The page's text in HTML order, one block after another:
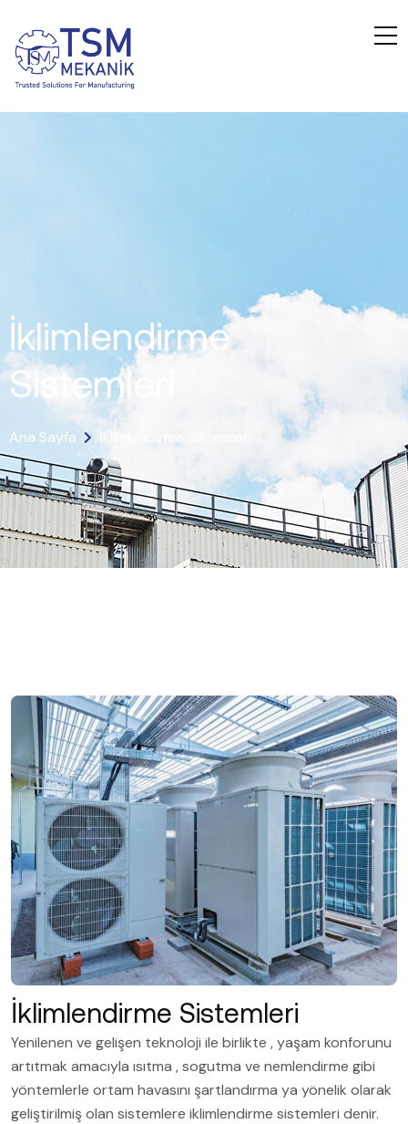
İklimlendirme
Sistemleri
Ana Sayfa İklimlendirme Sistemleri
İklimlendirme Sistemleri
Yenilenen ve gelişen teknoloji ile birlikte , yaşam konforunu
artıtmak amacıyla ısıtma , sogutma ve nemlendirme gibi
yöntemlerle ortam havasını şartlandırma ya yönelik olarak
geliştirilmiş olan sistemlere iklimlendirme sistemleri denir.